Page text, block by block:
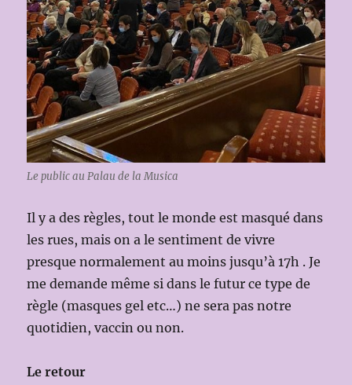
Le public au Palau de la Musica
Il y a des règles, tout le monde est masqué dans
les rues, mais on a le sentiment de vivre
presque normalement au moins jusqu’à 17h . Je
me demande même si dans le futur ce type de
règle (masques gel etc…) ne sera pas notre
quotidien, vaccin ou non.
Le retour